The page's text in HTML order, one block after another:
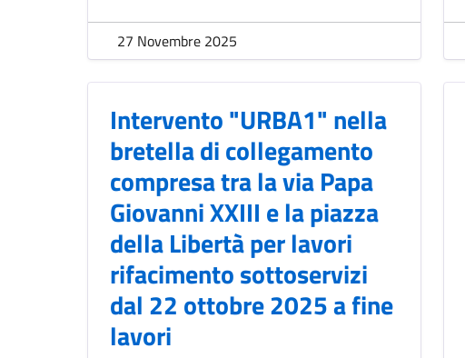
27 Novembre 2025
Intervento "URBA1" nella
bretella di collegamento
compresa tra la via Papa
Giovanni XXIII e la piazza
della Libertà per lavori
rifacimento sottoservizi
dal 22 ottobre 2025 a fine
lavori